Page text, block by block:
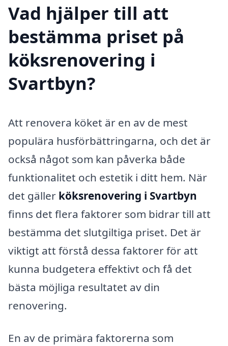
Vad hjälper till att
bestämma priset på
köksrenovering i
Svartbyn?
Att renovera köket är en av de mest
populära husförbättringarna, och det är
också något som kan påverka både
funktionalitet och estetik i ditt hem. När
det gäller köksrenovering i Svartbyn
finns det flera faktorer som bidrar till att
bestämma det slutgiltiga priset. Det är
viktigt att förstå dessa faktorer för att
kunna budgetera effektivt och få det
bästa möjliga resultatet av din
renovering.
En av de primära faktorerna som